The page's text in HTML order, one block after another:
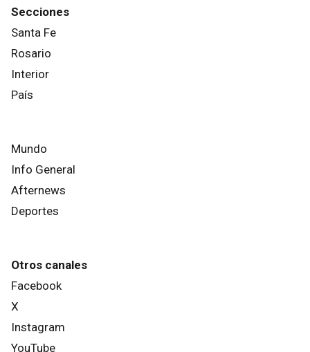
Secciones
Santa Fe
Rosario
Interior
País
Mundo
Info General
Afternews
Deportes
Otros canales
Facebook
X
Instagram
YouTube